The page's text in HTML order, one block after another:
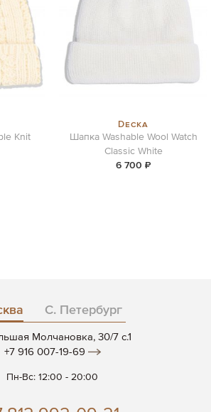
Knit
Decka
Шапка Washable Wool Watch
Classic White
6 700 ₽
С. Петербург
Молчановка, 30/7 c.1
+7 916 007-19-69
Пн-Вс: 12:00 - 20:00